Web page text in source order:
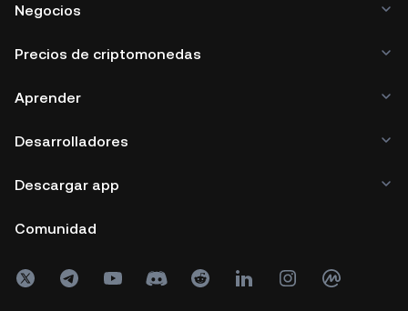
Negocios
Precios de criptomonedas
Aprender
Desarrolladores
Descargar app
Comunidad